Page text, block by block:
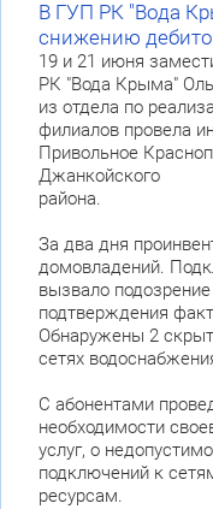
В ГУП РК "Вода
снижению
19 и 21 июня
РК "Вода Крыма"
из отдела по
филиалов провела
Привольное
Джанкойского
района.
За два дня
домовладений.
вызвало
подтверждения
Обнаружены 2
сетях
С абонентами
необходимости
услуг, о
подключений к
ресурсам.